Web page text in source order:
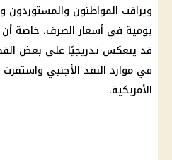
ويراقب المواطنون والمستوردون
يومية في أسعار الصرف، خاصة أن
قد ينعكس تدريجيًا على بعض
في موارد النقد الأجنبي
الأمريكية.